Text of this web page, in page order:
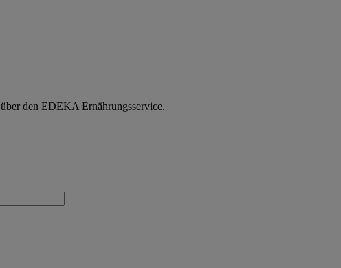
über den EDEKA Ernährungsservice.